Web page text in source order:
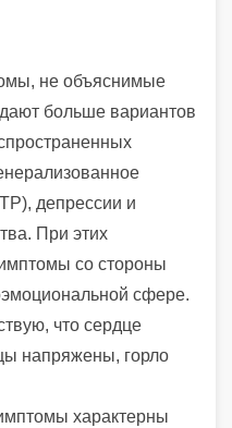
не объяснимые
больше вариантов
депрессии и
При этих
со стороны
сфере.
что сердце
напряжены, горло
характерны